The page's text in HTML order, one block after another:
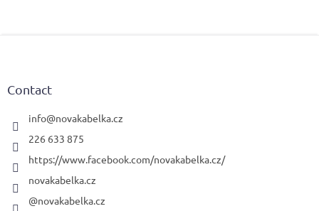
Contact
info@novakabelka.cz
226 633 875
https://www.facebook.com/novakabelka.cz/
novakabelka.cz
@novakabelka.cz